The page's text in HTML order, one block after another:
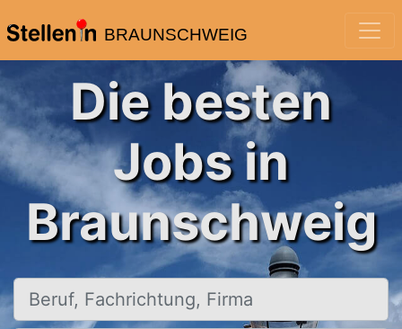
BRAUNSCHWEIG
Die besten
Jobs in
Braunschweig
Beruf, Fachrichtung, Firma